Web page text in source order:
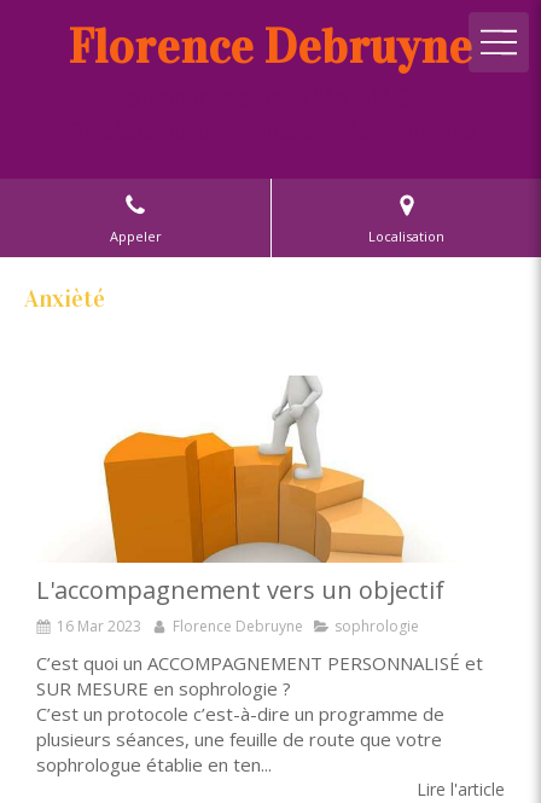
Florence Debruyne
Appeler Localisation
Anxièté
L'accompagnement vers un objectif
16 Mar 2023 Florence Debruyne sophrologie
C’est quoi un ACCOMPAGNEMENT PERSONNALISÉ et
SUR MESURE en sophrologie ?
C’est un protocole c’est-à-dire un programme de
plusieurs séances, une feuille de route que votre
sophrologue établie en ten...
Lire l'article